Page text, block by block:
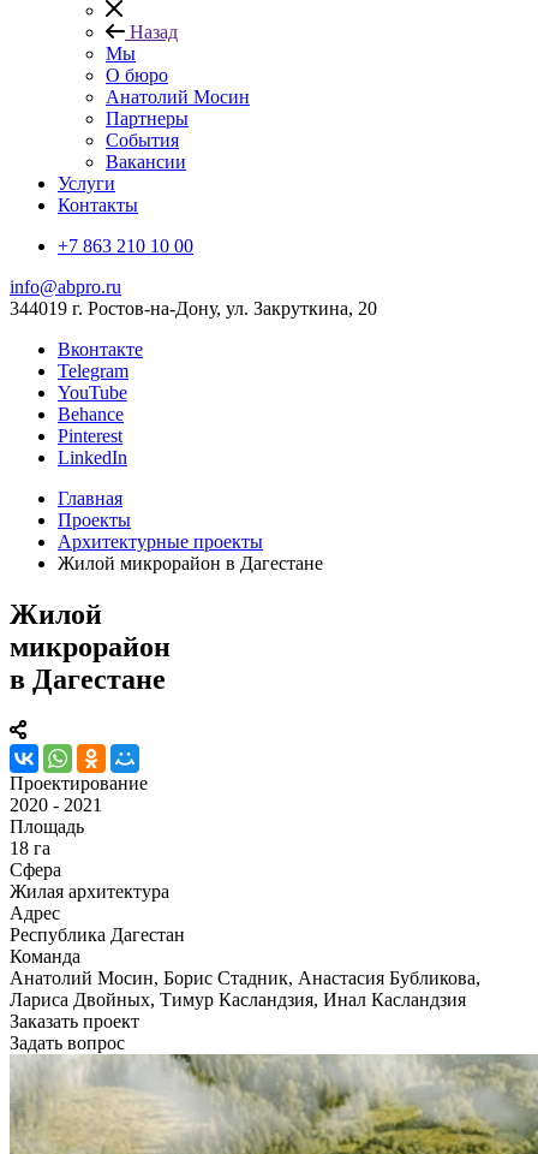
Назад
Мы
О бюро
Анатолий Мосин
Партнеры
События
Вакансии
Услуги
Контакты
+7 863 210 10 00
info@abpro.ru
344019 г. Ростов-на-Дону, ул. Закруткина, 20
Вконтакте
Telegram
YouTube
Behance
Pinterest
LinkedIn
Главная
Проекты
Архитектурные проекты
Жилой микрорайон в Дагестане
Жилой
микрорайон
в Дагестане
Проектирование
2020 - 2021
Площадь
18 га
Сфера
Жилая архитектура
Адрес
Республика Дагестан
Команда
Анатолий Мосин, Борис Стадник, Анастасия Бубликова,
Лариса Двойных, Тимур Касландзия, Инал Касландзия
Заказать проект
Задать вопрос